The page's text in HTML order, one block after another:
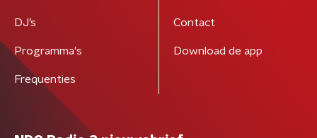
DJ’s
Programma's
Frequenties
Contact
Download de app